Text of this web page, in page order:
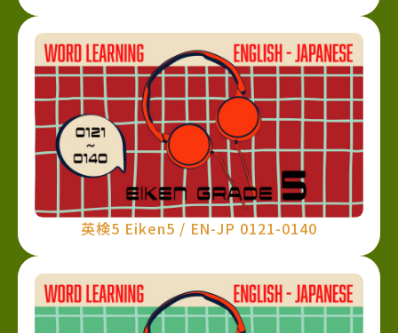
英検5 Eiken5 / EN-JP 0121-0140